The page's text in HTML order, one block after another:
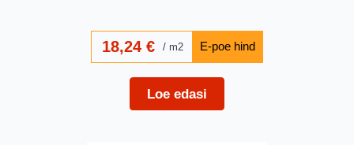
18,24€ m2
Loe edasi